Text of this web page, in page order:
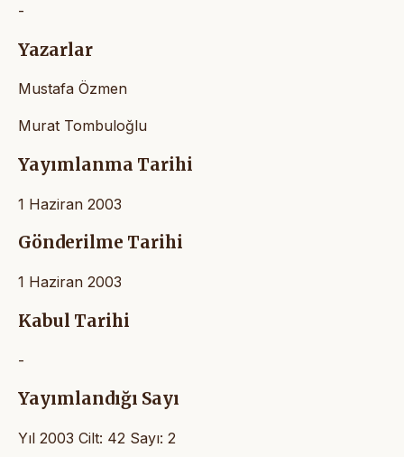
-
Yazarlar
Mustafa Özmen
Murat Tombuloğlu
Yayımlanma Tarihi
1 Haziran 2003
Gönderilme Tarihi
1 Haziran 2003
Kabul Tarihi
-
Yayımlandığı Sayı
Yıl 2003 Cilt: 42 Sayı: 2